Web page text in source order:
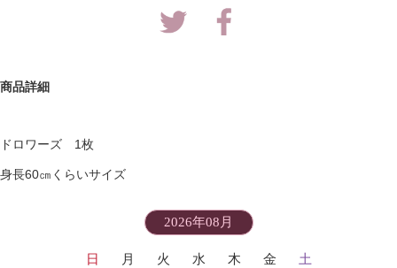
商品詳細
ドロワーズ 1枚
身長60㎝くらいサイズ
2026年08月
日 月 火 水 木 金
土